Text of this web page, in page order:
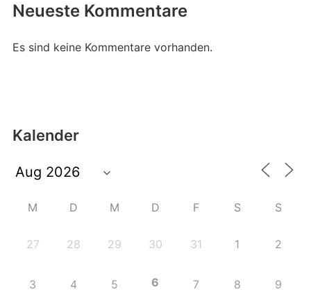
Neueste Kommentare
Es sind keine Kommentare vorhanden.
Kalender
M D M D F S S
27 28 29 30 31 1 2
3 4 5 6 7 8 9